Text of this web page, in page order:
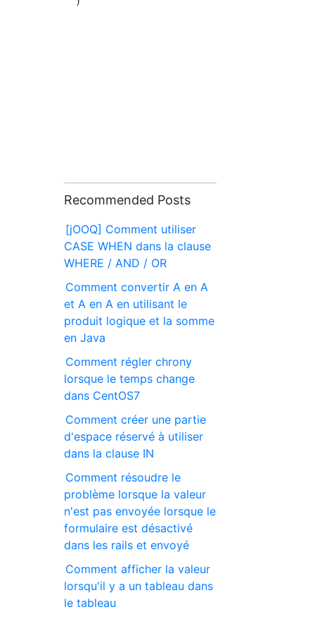
Recommended Posts
[jOOQ] Comment utiliser
CASE WHEN dans la clause
WHERE / AND / OR
Comment convertir A en A
et A en A en utilisant le
produit logique et la somme
en Java
Comment régler chrony
lorsque le temps change
dans CentOS7
Comment créer une partie
d'espace réservé à utiliser
dans la clause IN
Comment résoudre le
problème lorsque la valeur
n'est pas envoyée lorsque le
formulaire est désactivé
dans les rails et envoyé
Comment afficher la valeur
lorsqu'il y a un tableau dans
le tableau